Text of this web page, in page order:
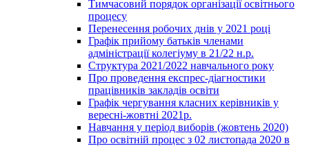
Тимчасовий порядок організації освітнього
процесу
Перенесення робочих днів у 2021 році
Графік прийому батьків членами
адміністрації колегіуму в 21/22 н.р.
Структура 2021/2022 навчального року
Про проведення експрес-діагностики
працівників закладів освіти
Графік чергування класних керівників у
вересні-жовтні 2021р.
Навчання у період виборів (жовтень 2020)
Про освітній процес з 02 листопада 2020 в